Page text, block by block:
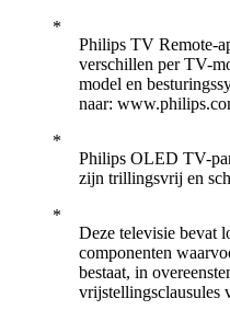
Philips TV Remote-
verschillen per TV-
model en
naar:
Philips OLED TV-
zijn trillingsvrij en
Deze televisie bevat
componenten
bestaat, in
vrijstellingsclausules